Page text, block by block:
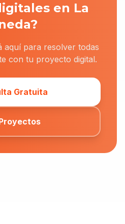
en La
aquí para resolver todas
con tu proyecto digital.
Gratuita